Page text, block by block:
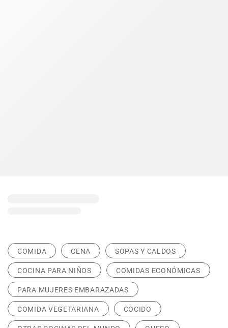
COMIDA CENA SOPAS Y CALDOS
COCINA PARA NIÑOS COMIDAS ECONÓMICAS
PARA MUJERES EMBARAZADAS
COMIDA VEGETARIANA COCIDO